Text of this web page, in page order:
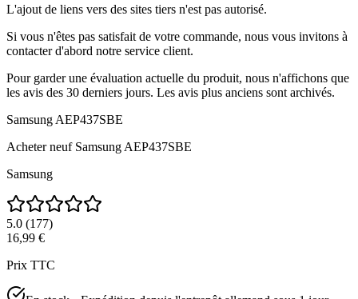
L'ajout de liens vers des sites tiers n'est pas autorisé.
Si vous n'êtes pas satisfait de votre commande, nous vous invitons à
contacter d'abord notre service client.
Pour garder une évaluation actuelle du produit, nous n'affichons que
les avis des 30 derniers jours. Les avis plus anciens sont archivés.
Samsung AEP437SBE
Acheter neuf Samsung AEP437SBE
Samsung
5.0 (177)
16,99 €
Prix TTC